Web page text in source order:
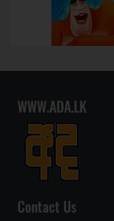
WWW.ADA.LK
Contact Us